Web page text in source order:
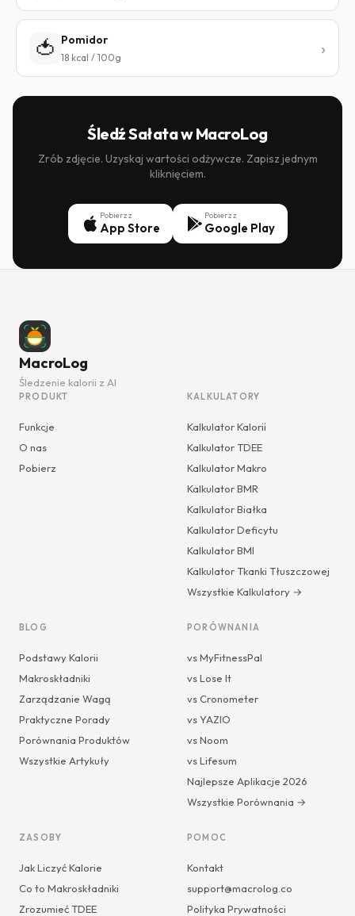
🍅 Pomidor
18 kcal / 100g
Śledź Sałata w MacroLog
Zrób zdjęcie. Uzyskaj wartości odżywcze. Zapisz jednym
kliknięciem.
Pobierz z
App Store
Pobierz z
Google Play
MacroLog
Śledzenie kalorii z AI
PRODUKT
Funkcje
O nas
Pobierz
KALKULATORY
Kalkulator Kalorii
Kalkulator TDEE
Kalkulator Makro
Kalkulator BMR
Kalkulator Białka
Kalkulator Deficytu
Kalkulator BMI
Kalkulator Tkanki Tłuszczowej
Wszystkie Kalkulatory →
BLOG
Podstawy Kalorii
Makroskładniki
Zarządzanie Wagą
Praktyczne Porady
Porównania Produktów
Wszystkie Artykuły
PORÓWNANIA
vs MyFitnessPal
vs Lose It
vs Cronometer
vs YAZIO
vs Noom
vs Lifesum
Najlepsze Aplikacje 2026
Wszystkie Porównania →
ZASOBY
Jak Liczyć Kalorie
Co to Makroskładniki
Zrozumieć TDEE
POMOC
Kontakt
support@macrolog.co
Polityka Prywatności